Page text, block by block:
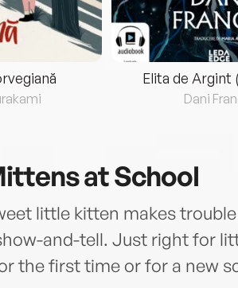
Elita de Argint
Dani
at School
little kitten makes
and-tell. Just right for
the first time or for a new